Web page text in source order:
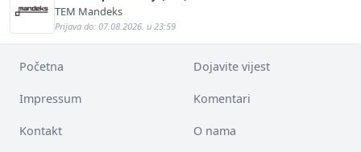
TEM Mandeks
Prijava do: 07.08.2026. u 23:59
Početna Dojavite vijest
Impressum Komentari
Kontakt O nama